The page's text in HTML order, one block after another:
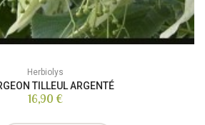
Herbiolys
TILLEUL ARGENTÉ
16,90 €